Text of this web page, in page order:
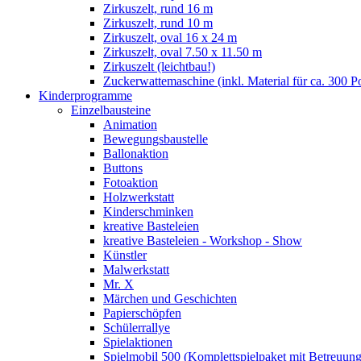
Zirkuszelt, rund 16 m
Zirkuszelt, rund 10 m
Zirkuszelt, oval 16 x 24 m
Zirkuszelt, oval 7.50 x 11.50 m
Zirkuszelt (leichtbau!)
Zuckerwattemaschine (inkl. Material für ca. 300
Kinderprogramme
Einzelbausteine
Animation
Bewegungsbaustelle
Ballonaktion
Buttons
Fotoaktion
Holzwerkstatt
Kinderschminken
kreative Basteleien
kreative Basteleien - Workshop - Show
Künstler
Malwerkstatt
Mr. X
Märchen und Geschichten
Papierschöpfen
Schülerrallye
Spielaktionen
Spielmobil 500 (Komplettspielpaket mit